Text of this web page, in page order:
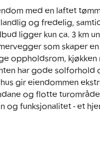
med en laftet
og fredelig,
ligger kun ca. 3 km
som skaper
oppholdsrom,
har gode solforhold
gir eiendommen
og flotte
og funksjonalitet - et